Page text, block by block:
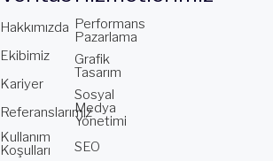
Hakkımızda
Ekibimiz
Kariyer
Referanslarımız
Kullanım
Koşulları
Performans
Pazarlama
Grafik
Tasarım
Sosyal
Medya
Yönetimi
SEO